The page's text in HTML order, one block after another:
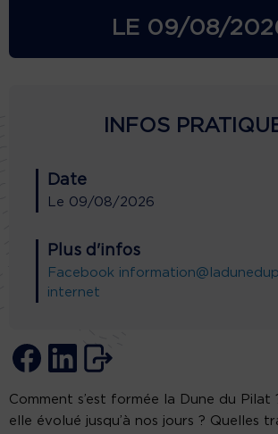
LE 09/08/
INFOS
Date
Le 09/08/2026
Plus d'infos
Facebook
internet
Comment s’est formée la Dune du Pilat
elle évolué jusqu’à nos jours ? Quelles